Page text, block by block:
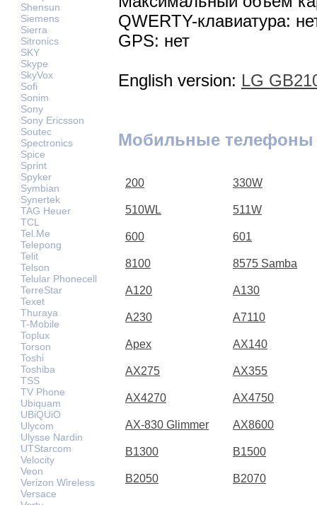
Shensun
Siemens
Sierra
Sitronics
SKY
Skype
SkyVox
Sofi
Sonim
Sony
Sony Ericsson
Soutec
Spectronics
Spice
Sprint
Spyker
Symbian
Synertek
TAG Heuer
TCL
Tel.Me
Telepong
Telit
Telson
Telular Phonecell
TerreStar
Texet
Thuraya
T-Mobile
Toplux
Torson
Toshi
Toshiba
TSS
TV Phone
Ubiquam
UBiQUiO
Ulycom
Ulysse Nardin
UTStarcom
Velocity
Veon
Verizon Wireless
Versace
QWERTY-клавиатура:
GPS: нет
English version: LG
Мобильные телефоны
200 330W
510WL 511W
600 601
8100 8575 Samba
A120 A130
A230 A7110
Apex AX140
AX275 AX355
AX4270 AX4750
AX-830 Glimmer AX8600
B1300 B1500
B2050 B2070